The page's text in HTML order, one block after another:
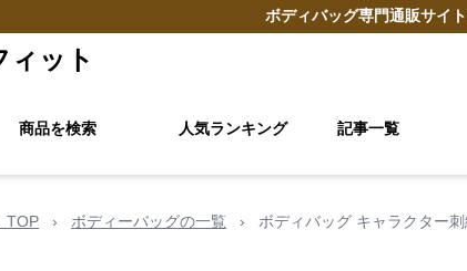
ボディバッグ専門通販サイト
ィット
商品を検索 人気ランキング 記事一覧
TOP › ボディーバッグの一覧 › ボディバッグ キャラクター